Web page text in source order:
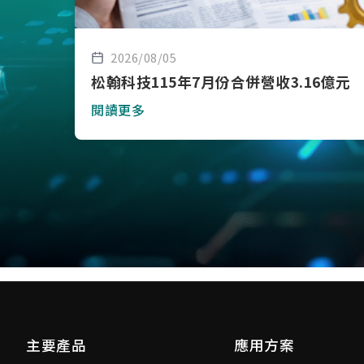
2026/08/05
松翰科技115年7月份合併營收3.16億元
閱讀更多
主要產品 應用方案